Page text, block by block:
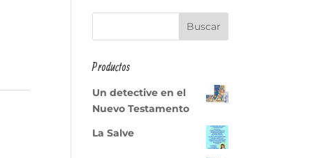
Productos
Un detective en el
Nuevo Testamento
La Salve